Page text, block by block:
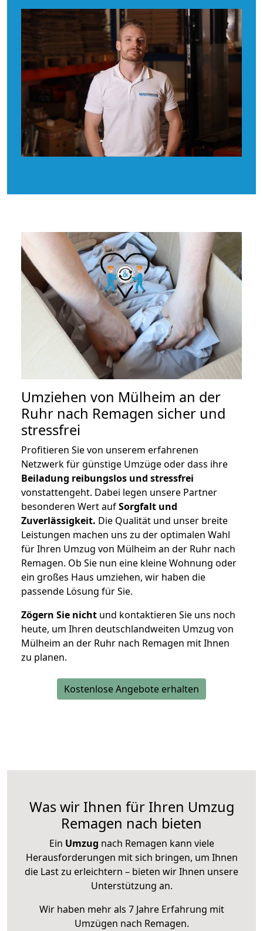
Umziehen von Mülheim an der
Ruhr nach Remagen sicher und
stressfrei
Profitieren Sie von unserem erfahrenen
Netzwerk für günstige Umzüge oder dass ihre
Beiladung reibungslos und stressfrei
vonstattengeht. Dabei legen unsere Partner
besonderen Wert aufSorgfalt und
Zuverlässigkeit. Die Qualität und unser breite
Leistungen machen uns zu der optimalen Wahl
für Ihren Umzug von Mülheim an der Ruhr nach
Remagen. Ob Sie nun eine kleine Wohnung oder
ein großes Haus umziehen, wir haben die
passende Lösung für Sie.
Zögern Sie nicht und kontaktieren Sie uns noch
heute, um Ihren deutschlandweiten Umzug von
Mülheim an der Ruhr nach Remagen mit Ihnen
zu planen.
Kostenlose Angebote erhalten
Was wir Ihnen für Ihren Umzug
Remagen nach bieten
Ein Umzug nach Remagen kann viele
Herausforderungen mit sich bringen, um Ihnen
die Last zu erleichtern – bieten wir Ihnen unsere
Unterstützung an.
Wir haben mehr als 7 Jahre Erfahrung mit
Umzügen nach Remagen.